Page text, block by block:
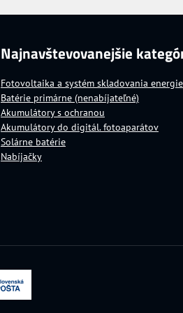
Najnavštevovanejšie
Fotovoltaika a systém skladovania energie
Batérie primárne (nenabíjateľné)
Akumulátory s ochranou
Akumulátory do digitál. fotoaparátov
Solárne batérie
Nabíjačky